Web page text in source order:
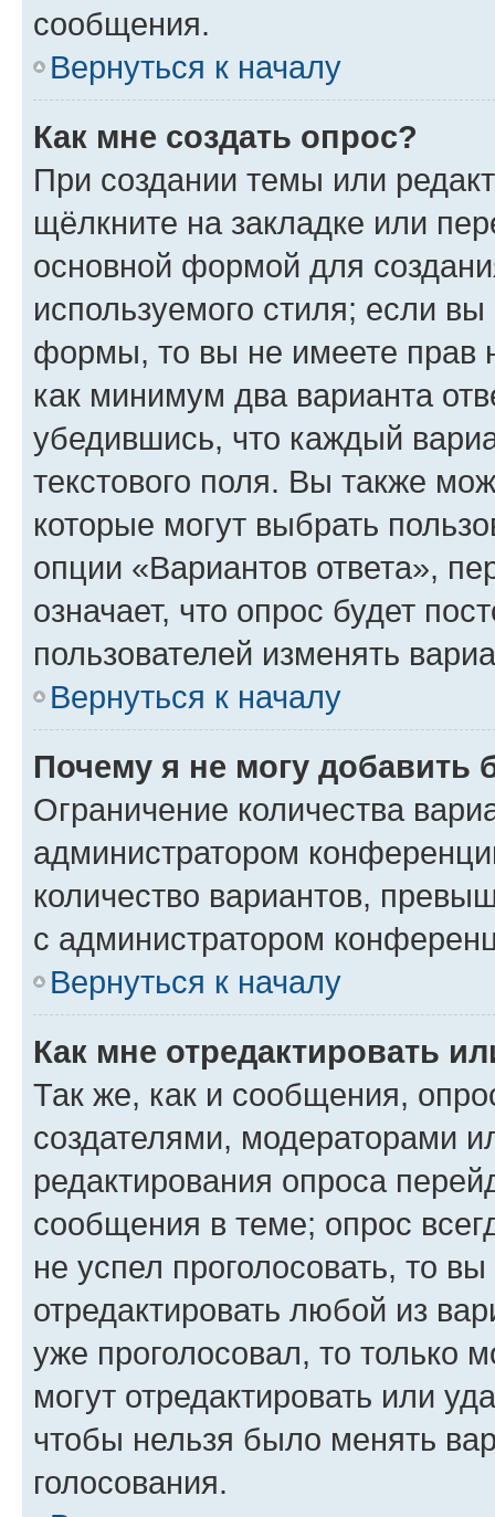
сообщения.
Вернуться к началу
Как мне создать опрос?
При создании темы или
щёлкните на закладке или
основной формой для
используемого стиля; если
формы, то вы не имеете прав
как минимум два варианта
убедившись, что каждый
текстового поля. Вы также
которые могут выбрать
опции «Вариантов ответа»,
означает, что опрос будет
пользователей изменять
Вернуться к началу
Почему я не могу добавить
Ограничение количества
администратором
количество вариантов,
с администратором
Вернуться к началу
Как мне отредактировать
Так же, как и сообщения,
создателями, модераторами
редактирования опроса
сообщения в теме; опрос
не успел проголосовать, то
отредактировать любой из
уже проголосовал, то только
могут отредактировать или
чтобы нельзя было менять
голосования.